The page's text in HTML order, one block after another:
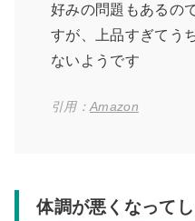
好みの問題もあるの
すが、上品すぎてう
ないようです
引用： Amazon
体調が悪くなって